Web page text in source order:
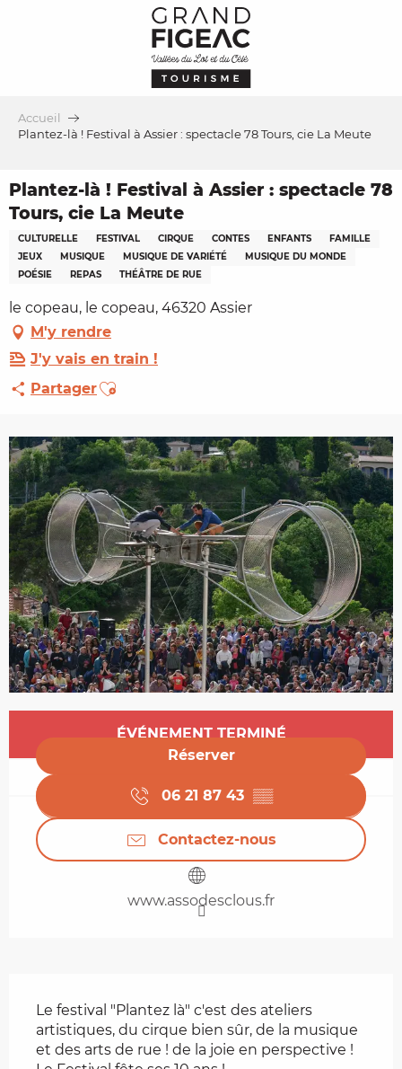
Accueil
Plantez-là ! Festival à Assier : spectacle 78 Tours, cie La Meute
Plantez-là ! Festival à Assier : spectacle 78
Tours, cie La Meute
CULTURELLE FESTIVAL CIRQUE CONTES ENFANTS
FAMILLE
JEUX
MUSIQUE MUSIQUE DE VARIÉTÉ
MUSIQUE DU MONDE
POÉSIE
REPAS THÉÂTRE DE RUE
le copeau, le copeau, 46320 Assier
M'y rendre
J'y vais en train !
PartagerAjouter aux favoris
Ouverture et coordonnées
ÉVÉNEMENT TERMINÉ
Réserver
06 21 87 43 ▒▒
Contactez-nous
www.assodesclous.fr
Le festival "Plantez là" c'est des ateliers
artistiques, du cirque bien sûr, de la musique
et des arts de rue ! de la joie en perspective !